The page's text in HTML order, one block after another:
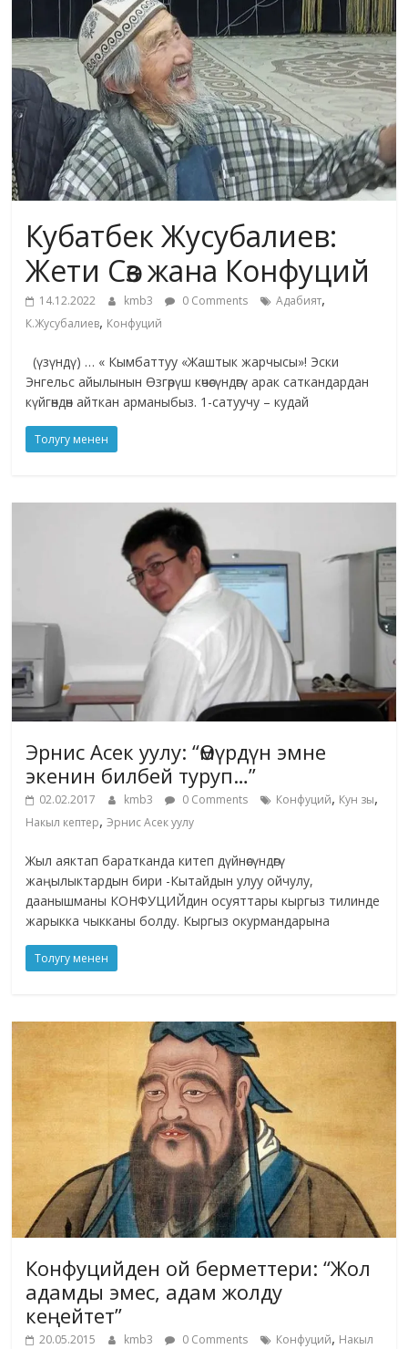
жана
адабияты
Кубатбек Жусубалиев:
Жети Сөз жана Конфуций
14.12.2022 kmb3 0 Comments Адабият,
К.Жусубалиев, Конфуций
(үзүндү) … « Кымбаттуу «Жаштык жарчысы»! Эски
Энгельс айылынын Өзгөрүш көчөсүндөгү арак саткандардан
күйгөндөн айткан арманыбыз. 1-сатуучу – кудай
Толугу менен
Эрнис Асек уулу: “Өмүрдүн эмне
экенин билбей туруп…”
02.02.2017 kmb3 0 Comments Конфуций, Кун зы,
Накыл кептер,Эрнис Асек уулу
Жыл аяктап баратканда китеп дүйнөсүндөгү
жаңылыктардын бири -Кытайдын улуу ойчулу,
даанышманы КОНФУЦИЙдин осуяттары кыргыз тилинде
жарыкка чыкканы болду. Кыргыз окурмандарына
Толугу менен
Конфуцийден ой берметтери: “Жол
адамды эмес, адам жолду
кеңейтет”
20.05.2015 kmb3 0 Comments Конфуций, Накыл